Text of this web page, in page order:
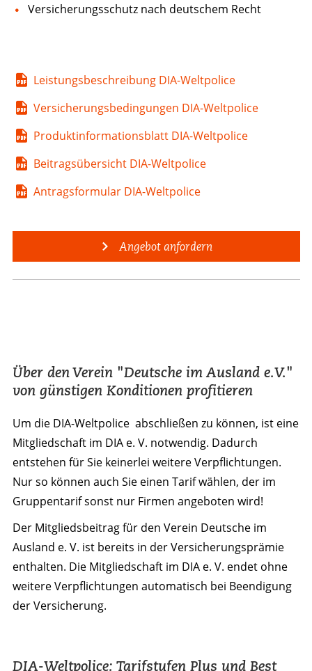
Versicherungsschutz nach deutschem Recht
Leistungsbeschreibung DIA-Weltpolice
Versicherungsbedingungen DIA-Weltpolice
Produktinformationsblatt DIA-Weltpolice
Beitragsübersicht DIA-Weltpolice
Antragsformular DIA-Weltpolice
Angebot anfordern
Über den Verein "Deutsche im Ausland e.V."
von günstigen Konditionen profitieren
Um die DIA-Weltpolice abschließen zu können, ist eine
Mitgliedschaft im DIA e. V. notwendig. Dadurch
entstehen für Sie keinerlei weitere Verpflichtungen.
Nur so können auch Sie einen Tarif wählen, der im
Gruppentarif sonst nur Firmen angeboten wird!
Der Mitgliedsbeitrag für den Verein Deutsche im
Ausland e. V. ist bereits in der Versicherungsprämie
enthalten. Die Mitgliedschaft im DIA e. V. endet ohne
weitere Verpflichtungen automatisch bei Beendigung
der Versicherung.
DIA-Weltpolice: Tarifstufen Plus und Best